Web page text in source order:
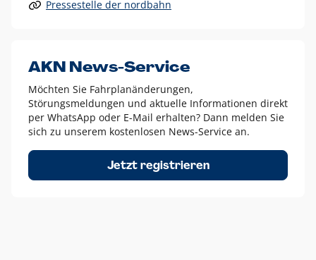
Alle anderen Logo-Varianten dürfen nur in Ausnahmefällen
Diese Ausnahmen sind zum Beispiel:
dem AKN Blau,
weißes Logo auf Fotohintergründen,
schwarzes Logo für reine Schwarz-Weiß-Umsetzungen
Um das Logo herum muss ein Schutzraum von jeweils einer
Höhe bzw. Breite des N aus AKN in alle Richtungen
Pressestelle der nordbahn
AKN News-Service
Möchten Sie Fahrplanänderungen,
Störungsmeldungen und aktuelle Informationen direkt
per WhatsApp oder E-Mail erhalten? Dann melden Sie
sich zu unserem kostenlosen News-Service an.
Jetzt registrieren